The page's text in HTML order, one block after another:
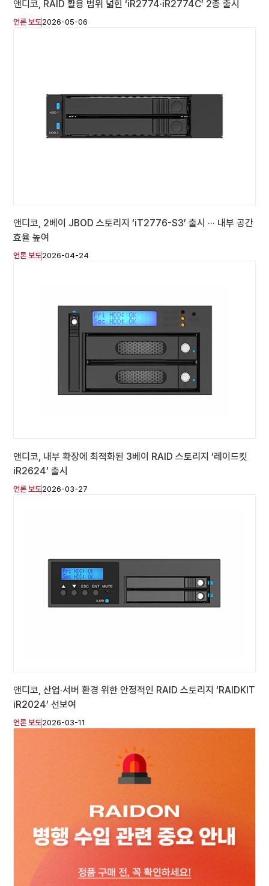
앤디코, RAID 활용 범위 넓힌 ‘iR2774·iR2774C’ 2종 출시
언론 보도2026-05-06
앤디코, 2베이 JBOD 스토리지 ‘iT2776-S3’ 출시 ··· 내부 공간
효율 높여
언론 보도2026-04-24
앤디코, 내부 확장에 최적화된 3베이 RAID 스토리지 ‘레이드킷
iR2624’ 출시
언론 보도2026-03-27
앤디코, 산업·서버 환경 위한 안정적인 RAID 스토리지 ‘RAIDKIT
iR2024’ 선보여
언론 보도2026-03-11